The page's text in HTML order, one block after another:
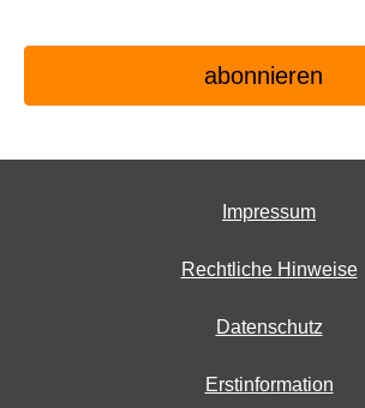
Impressum
Rechtliche Hinweise
Datenschutz
Erstinformation